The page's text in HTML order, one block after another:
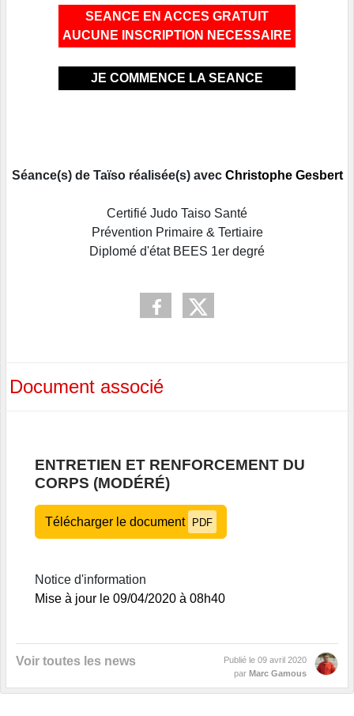
SEANCE EN ACCES GRATUIT
AUCUNE INSCRIPTION NECESSAIRE
JE COMMENCE LA SEANCE
Séance(s) de Taïso réalisée(s) avec Christophe Gesbert
Certifié Judo Taiso Santé
Prévention Primaire & Tertiaire
Diplomé d'état BEES 1er degré
Document associé
ENTRETIEN ET RENFORCEMENT DU
CORPS (MODÉRÉ)
Télécharger le document PDF
Notice d'information
Mise à jour le 09/04/2020 à 08h40
Voir toutes les news Publié le 09 avril 2020
par Marc Gamous